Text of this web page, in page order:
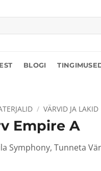
BLOGI
/ VÄRVID JA LAKID
Empire A
Symphony, Tunneta